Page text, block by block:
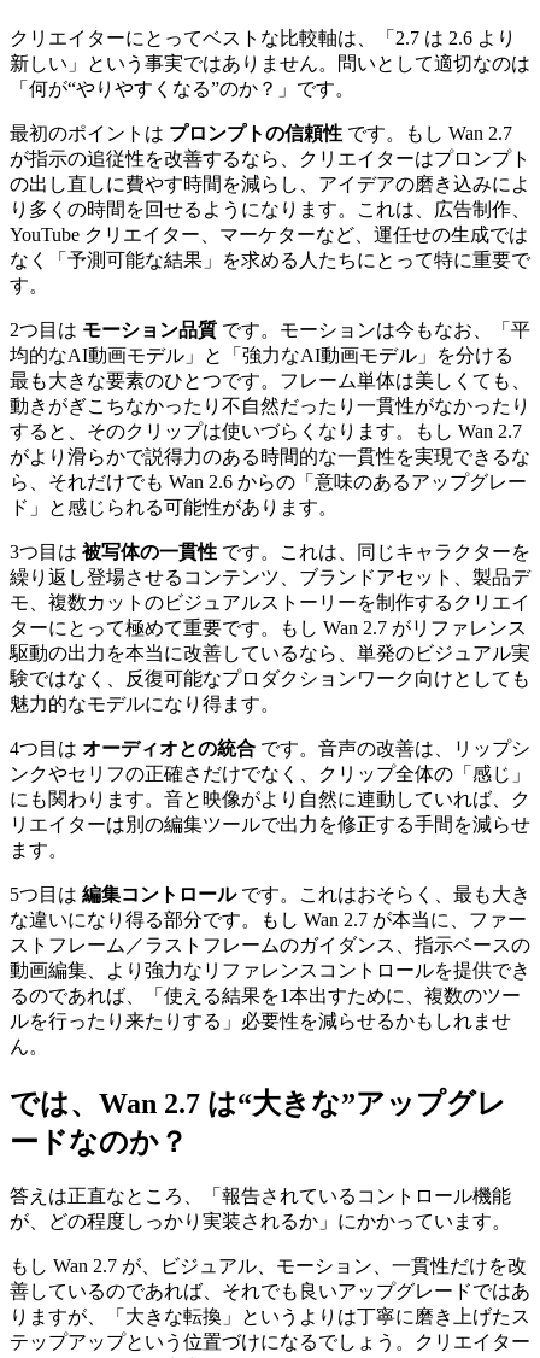
クリエイターにとってベストな比較軸は、「2.7 は 2.6 より
新しい」という事実ではありません。問いとして適切なのは
「何が“やりやすくなる”のか？」です。
最初のポイントは プロンプトの信頼性 です。もし Wan 2.7
が指示の追従性を改善するなら、クリエイターはプロンプト
の出し直しに費やす時間を減らし、アイデアの磨き込みによ
り多くの時間を回せるようになります。これは、広告制作、
YouTube クリエイター、マーケターなど、運任せの生成では
なく「予測可能な結果」を求める人たちにとって特に重要で
す。
2つ目は モーション品質 です。モーションは今もなお、「平
均的なAI動画モデル」と「強力なAI動画モデル」を分ける
最も大きな要素のひとつです。フレーム単体は美しくても、
動きがぎこちなかったり不自然だったり一貫性がなかったり
すると、そのクリップは使いづらくなります。もし Wan 2.7
がより滑らかで説得力のある時間的な一貫性を実現できるな
ら、それだけでも Wan 2.6 からの「意味のあるアップグレー
ド」と感じられる可能性があります。
3つ目は 被写体の一貫性 です。これは、同じキャラクターを
繰り返し登場させるコンテンツ、ブランドアセット、製品デ
モ、複数カットのビジュアルストーリーを制作するクリエイ
ターにとって極めて重要です。もし Wan 2.7 がリファレンス
駆動の出力を本当に改善しているなら、単発のビジュアル実
験ではなく、反復可能なプロダクションワーク向けとしても
魅力的なモデルになり得ます。
4つ目は オーディオとの統合 です。音声の改善は、リップシ
ンクやセリフの正確さだけでなく、クリップ全体の「感じ」
にも関わります。音と映像がより自然に連動していれば、ク
リエイターは別の編集ツールで出力を修正する手間を減らせ
ます。
5つ目は 編集コントロールです。これはおそらく、最も大き
な違いになり得る部分です。もし Wan 2.7 が本当に、ファー
ストフレーム／ラストフレームのガイダンス、指示ベースの
動画編集、より強力なリファレンスコントロールを提供でき
るのであれば、「使える結果を1本出すために、複数のツー
ルを行ったり来たりする」必要性を減らせるかもしれませ
ん。
では、Wan 2.7 は“大きな”アップグレ
ードなのか？
答えは正直なところ、「報告されているコントロール機能
が、どの程度しっかり実装されるか」にかかっています。
もし Wan 2.7 が、ビジュアル、モーション、一貫性だけを改
善しているのであれば、それでも良いアップグレードではあ
りますが、「大きな転換」というよりは丁寧に磨き上げたス
テップアップという位置づけになるでしょう。クリエイター